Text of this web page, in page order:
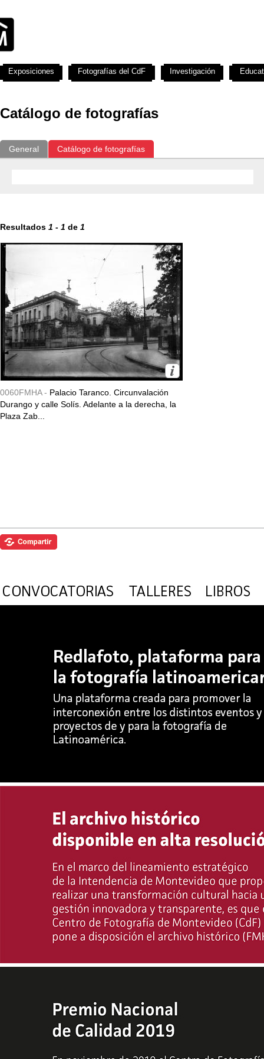
Catálogo de fotografías
General Catálogo de fotografías
Resultados 1 - 1 de 1
0060FMHA - Palacio Taranco. Circunvalación
Durango y calle Solís. Adelante a la derecha, la
Plaza Zab...
Exposiciones Fotografías del CdF Investigación